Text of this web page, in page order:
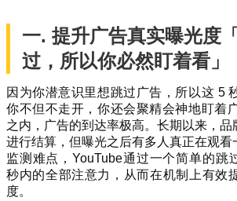
一. 提升广告真实曝光度
过，所以你必然盯着看」
因为你潜意识里想跳过广告，所以这 5
你不但不走开，你还会聚精会神地盯着
之内，广告的到达率极高。长期以来，
进行结算，但曝光之后有多人真正在观看
监测难点，YouTube通过一个简单的跳
秒内的全部注意力，从而在机制上有效
度。